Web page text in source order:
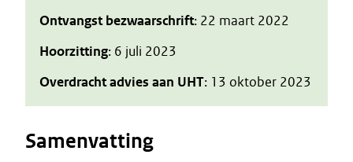
Ontvangst bezwaarschrift: 22 maart 2022
Hoorzitting: 6 juli 2023
Overdracht advies aan UHT: 13 oktober 2023
Samenvatting